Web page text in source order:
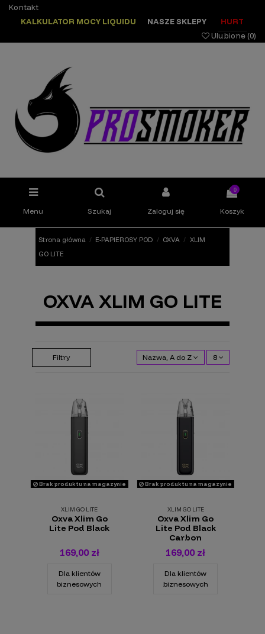
Kontakt
KALKULATOR MOCY LIQUIDU
NASZE SKLEPY
HURT
Ulubione (0)
Menu Szukaj Zaloguj się
0
Koszyk
Strona główna E-PAPIEROSY POD OXVA
XLIM
GO LITE
OXVA XLIM GO LITE
Filtry Nazwa, A do Z 8
Brak produktu na magazynie
XLIM GO LITE
Oxva Xlim Go
Lite Pod Black
169,00 zł
Dla klientów
biznesowych
Brak produktu na magazynie
XLIM GO LITE
Oxva Xlim Go
Lite Pod Black
Carbon
169,00 zł
Dla klientów
biznesowych